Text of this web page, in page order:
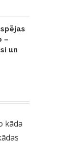
–
un
kāda